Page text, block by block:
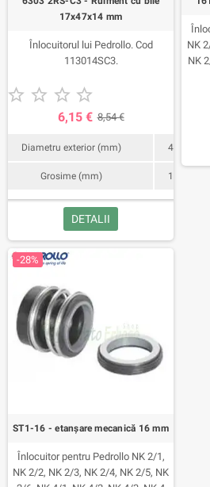
17x47x14 mm
Înlocuitorul lui Pedrollo. Cod
113014SC3.
   
6,15 € 8,54 €
Diametru exterior (mm) 47
Grosime (mm) 14
DETALII
NK
NK
-28%
ST1-16 - etanșare mecanică 16 mm
Înlocuitor pentru Pedrollo NK 2/1,
NK 2/2, NK 2/3, NK 2/4, NK 2/5, NK